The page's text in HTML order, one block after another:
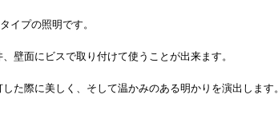
イプの照明です。
壁面にビスで取り付けて使うことが出来ます。
た際に美しく、そして温かみのある明かりを演出します。